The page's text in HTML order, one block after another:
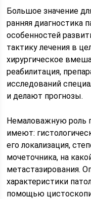
Большое значение
ранняя диагностика
особенностей
тактику лечения в
хирургическое
реабилитация,
исследований
и делают прогнозы.
Немаловажную роль
имеют:
его локализация,
мочеточника, на
метастазирования.
характеристики
помощью